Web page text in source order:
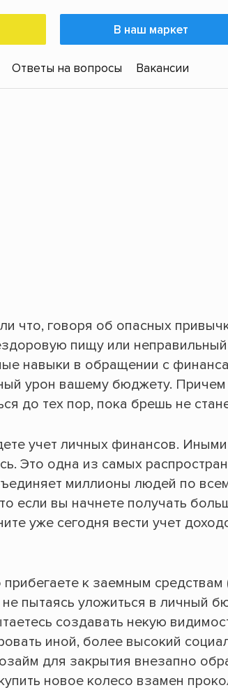
В наш маркет
Ответы на вопросы Вакансии
что, говоря об опасных
пищу или
навыки в обращении с
урон вашему бюджету.
до тех пор, пока брешь не
учет личных финансов. Иными
Это одна из самых
миллионы людей по
если вы начнете получать
уже сегодня вести учет
прибегаете к заемным
пытаясь уложиться в личный
создавать некую
иной, более высокий
для закрытия внезапно
новое колесо взамен